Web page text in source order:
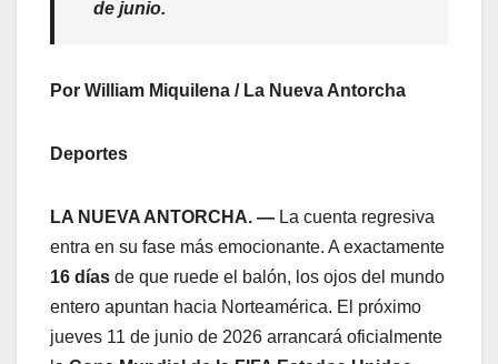
de junio.
Por William Miquilena / La Nueva Antorcha
Deportes
LA NUEVA ANTORCHA. — La cuenta regresiva
entra en su fase más emocionante. A exactamente
16 días de que ruede el balón, los ojos del mundo
entero apuntan hacia Norteamérica. El próximo
jueves 11 de junio de 2026 arrancará oficialmente